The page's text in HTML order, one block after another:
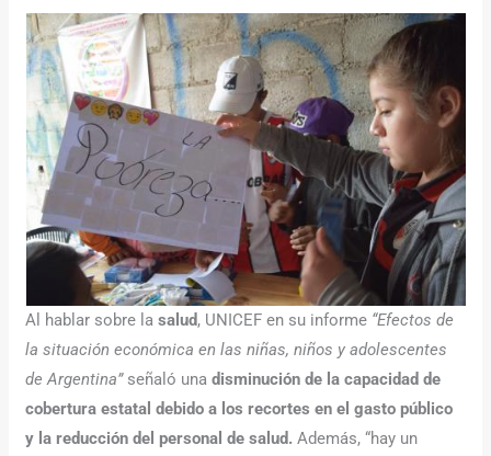
Al hablar sobre la salud, UNICEF en su informe “Efectos de
la situación económica en las niñas, niños y adolescentes
de Argentina”señaló unadisminución de la capacidad de
cobertura estatal debido a los recortes en el gasto público
y la reducción del personal de salud. Además, “hay un